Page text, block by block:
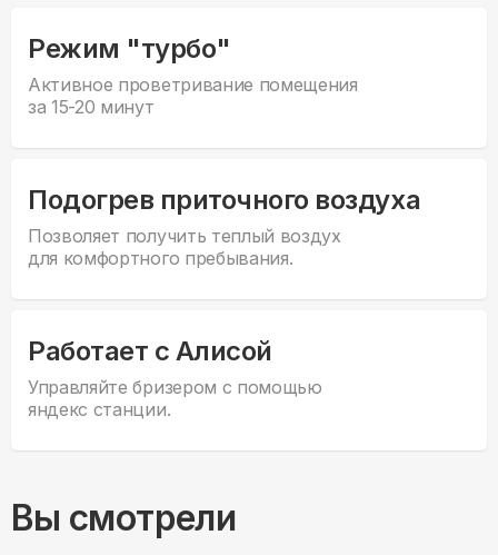
Режим "турбо"
Активное проветривание помещения
за 15-20 минут
Подогрев приточного воздуха
Позволяет получить теплый воздух
для комфортного пребывания.
Работает с Алисой
Управляйте бризером с помощью
яндекс станции.
Вы смотрели